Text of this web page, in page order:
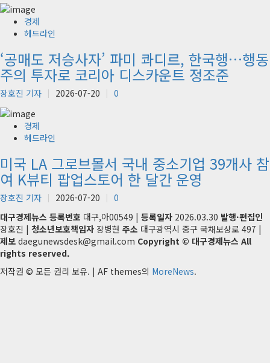
경제
헤드라인
‘공매도 저승사자’ 파미 콰디르, 한국행…행동
주의 투자로 코리아 디스카운트 정조준
장호진 기자 2026-07-20 0
경제
헤드라인
미국 LA 그로브몰서 국내 중소기업 39개사 참
여 K뷰티 팝업스토어 한 달간 운영
장호진 기자 2026-07-20
0
대구경제뉴스 등록번호 대구,아00549 | 등록일자 2026.03.30 발행·편집인
장호진 | 청소년보호책임자 장병현 주소 대구광역시 중구 국채보상로 497 |
제보 daegunewsdesk@gmail.com Copyright © 대구경제뉴스 All
rights reserved.
저작권 © 모든 권리 보유. | AF themes의 MoreNews.